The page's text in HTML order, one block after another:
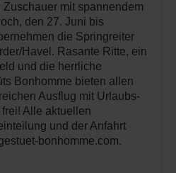
Zuschauer mit spannendem
den 27. Juni bis
die Springreiter
Havel. Rasante Ritte, ein
und die herrliche
Bonhomme bieten allen
Ausflug mit Urlaubs-
Alle aktuellen
und der Anfahrt
bonhomme.com.